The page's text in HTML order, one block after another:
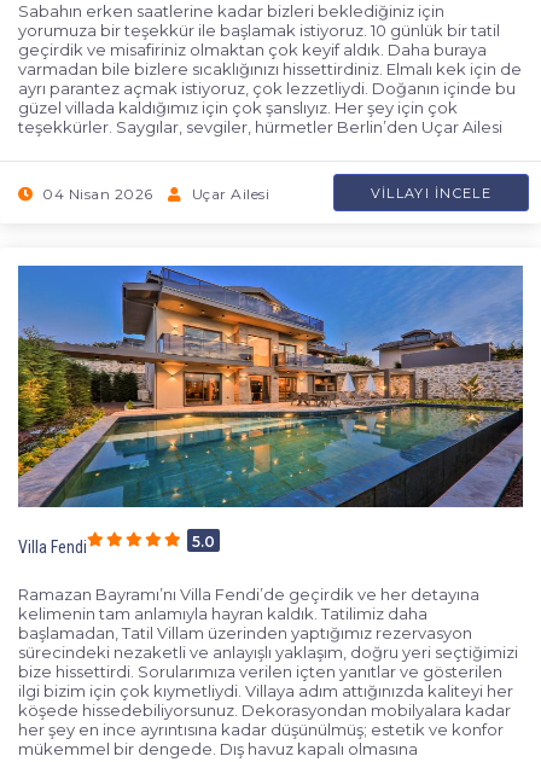
Sabahın erken saatlerine kadar bizleri beklediğiniz için
yorumuza bir teşekkür ile başlamak istiyoruz. 10 günlük bir tatil
geçirdik ve misafiriniz olmaktan çok keyif aldık. Daha buraya
varmadan bile bizlere sıcaklığınızı hissettirdiniz. Elmalı kek için de
ayrı parantez açmak istiyoruz, çok lezzetliydi. Doğanın içinde bu
güzel villada kaldığımız için çok şanslıyız. Her şey için çok
teşekkürler. Saygılar, sevgiler, hürmetler Berlin’den Uçar Ailesi
04 Nisan 2026 Uçar Ailesi VILLAYI İNCELE
Villa Fendi 5.0
Ramazan Bayramı’nı Villa Fendi’de geçirdik ve her detayına
kelimenin tam anlamıyla hayran kaldık. Tatilimiz daha
başlamadan, Tatil Villam üzerinden yaptığımız rezervasyon
sürecindeki nezaketli ve anlayışlı yaklaşım, doğru yeri seçtiğimizi
bize hissettirdi. Sorularımıza verilen içten yanıtlar ve gösterilen
ilgi bizim için çok kıymetliydi. Villaya adım attığınızda kaliteyi her
köşede hissedebiliyorsunuz. Dekorasyondan mobilyalara kadar
her şey en ince ayrıntısına kadar düşünülmüş; estetik ve konfor
mükemmel bir dengede. Dış havuz kapalı olmasına